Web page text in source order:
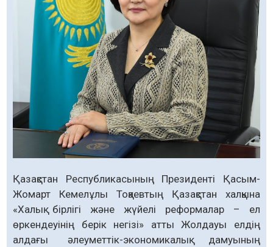
Қазақстан Республикасының Президенті Қасым-
Жомарт Кемелұлы Тоқаевтың Қазақстан халқына
«Халық бірлігі және жүйелі реформалар – ел
өркендеуінің берік негізі» атты Жолдауы елдің
алдағы әлеуметтік-экономикалық дамуының